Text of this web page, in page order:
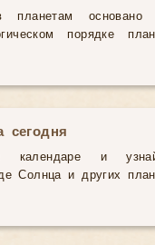
планетам основано
порядке
и
Солнца и других